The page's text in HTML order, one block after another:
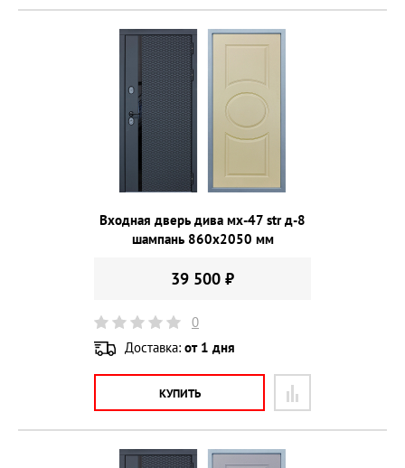
Входная дверь дива мх-47 str д-8
шампань 860х2050 мм
39 500 ₽
0
Доставка: от 1 дня
КУПИТЬ